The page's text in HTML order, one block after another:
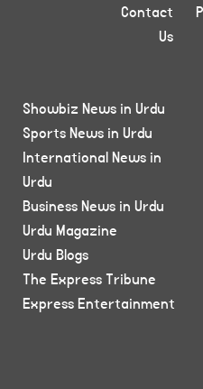
Contact
Us
Showbiz News in Urdu
Sports News in Urdu
International News in
Urdu
Business News in Urdu
Urdu Magazine
Urdu Blogs
The Express Tribune
Express Entertainment